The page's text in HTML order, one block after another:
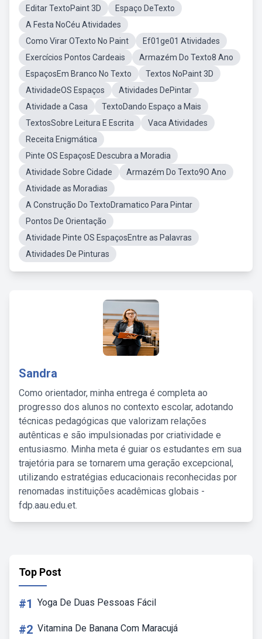
Editar TextoPaint 3D
Espaço DeTexto
A Festa NoCéu Atividades
Como Virar OTexto No Paint
Ef01ge01 Atividades
Exercícios Pontos Cardeais
Armazém Do Texto8 Ano
EspaçosEm Branco No Texto
Textos NoPaint 3D
AtividadeOS Espaços
Atividades DePintar
Atividade a Casa
TextoDando Espaço a Mais
TextosSobre Leitura E Escrita
Vaca Atividades
Receita Enigmática
Pinte OS EspaçosE Descubra a Moradia
Atividade Sobre Cidade
Armazém Do Texto9O Ano
Atividade as Moradias
A Construção Do TextoDramatico Para Pintar
Pontos De Orientação
Atividade Pinte OS EspaçosEntre as Palavras
Atividades De Pinturas
Sandra
Como orientador, minha entrega é completa ao
progresso dos alunos no contexto escolar, adotando
técnicas pedagógicas que valorizam relações
autênticas e são impulsionadas por criatividade e
entusiasmo. Minha meta é guiar os estudantes em sua
trajetória para se tornarem uma geração excepcional,
utilizando estratégias educacionais reconhecidas por
renomadas instituições acadêmicas globais -
fdp.aau.edu.et.
Top Post
#1 Yoga De Duas Pessoas Fácil
#2 Vitamina De Banana Com Maracujá